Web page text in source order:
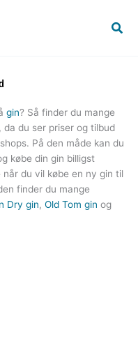
Søg
gin? Så finder du mange
du ser priser og tilbud
På den måde kan du
købe din gin billigst
du vil købe en ny gin til
finder du mange
Dry gin, Old Tom gin og